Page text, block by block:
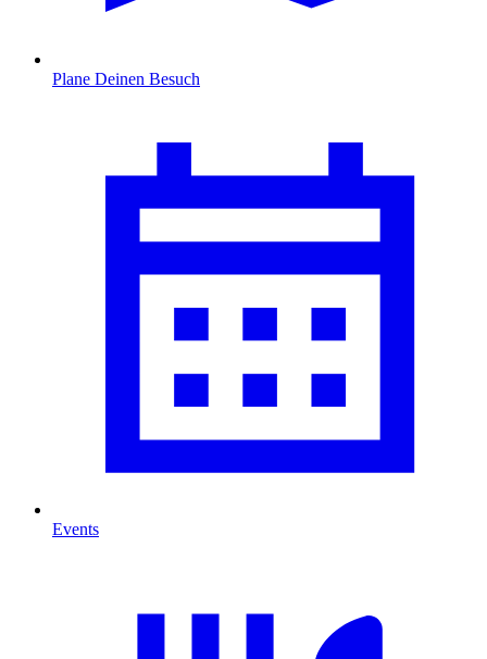
Plane Deinen Besuch
Events